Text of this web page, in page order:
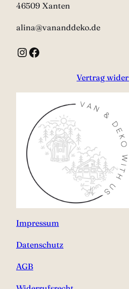
46509 Xanten
alina@vananddeko.de
InstagramFacebook
Vertrag
Impressum
Datenschutz
AGB